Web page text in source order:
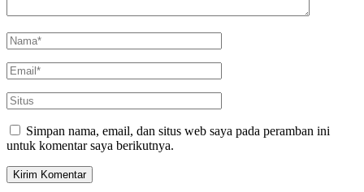
Simpan nama, email, dan situs web saya pada peramban ini
untuk komentar saya berikutnya.